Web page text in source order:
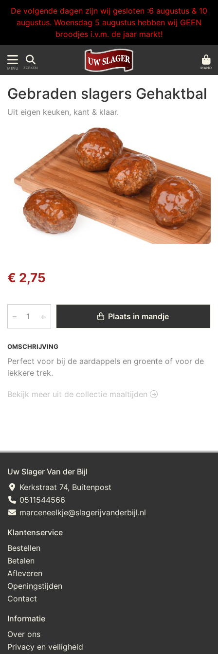
De volgende dagen zijn wij gesloten :6 augustus & 10
augustus. Woensdag 5 augustus hebben wij GEEN
broodjes i.v.m. de jaar markt!
MENU ZOEKEN MAND
OMSCHRIJVING
Perfect voor bij de aardappels en groente of voor de
lekkere trek.
Gebraden slagers Gehaktbal
Uit eigen keuken, kant & klaar.
€ 2,75
– + Plaats in mandje
Bekijk meer uit de collectie maaltijden
Uw Slager Van der Bijl
Kerkstraat 74, Buitenpost
0511544566
marceneelkje@slagerijvanderbijl.nl
Klantenservice
Bestellen
Betalen
Afleveren
Openingstijden
Contact
Informatie
Over ons
Privacy en veiligheid